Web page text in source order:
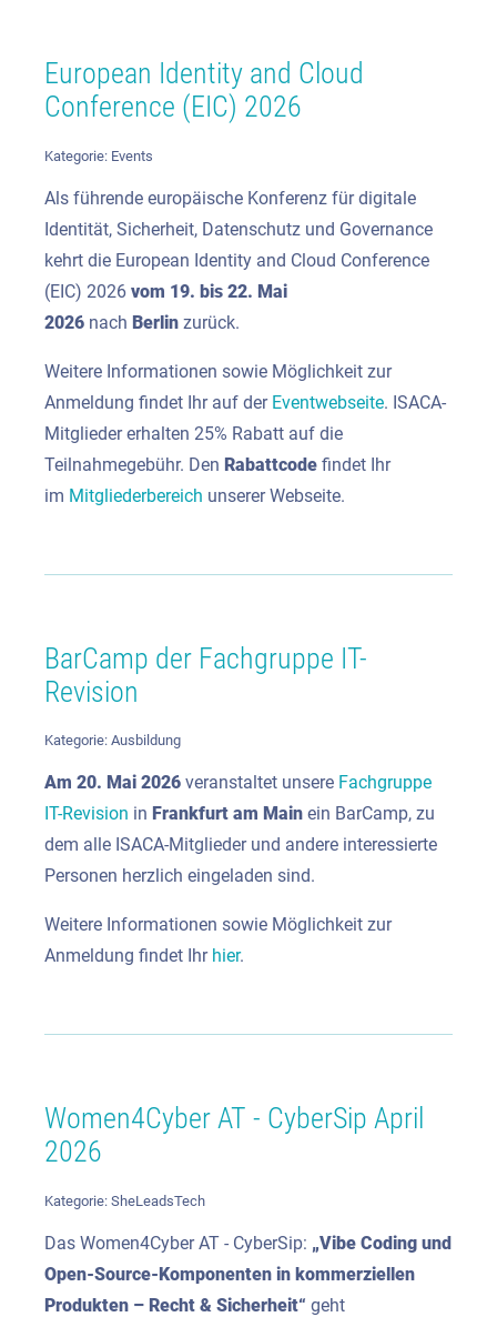
European Identity and Cloud
Conference (EIC) 2026
Kategorie: Events
Als führende europäische Konferenz für digitale
Identität, Sicherheit, Datenschutz und Governance
kehrt die European Identity and Cloud Conference
(EIC) 2026 vom 19. bis 22. Mai
2026 nach Berlin zurück.
Weitere Informationen sowie Möglichkeit zur
Anmeldung findet Ihr auf der Eventwebseite. ISACA-
Mitglieder erhalten 25% Rabatt auf die
Teilnahmegebühr. Den Rabattcode findet Ihr
im Mitgliederbereich unserer Webseite.
BarCamp der Fachgruppe IT-
Revision
Kategorie: Ausbildung
Am 20. Mai 2026 veranstaltet unsere Fachgruppe
IT-Revision in Frankfurt am Main ein BarCamp, zu
dem alle ISACA-Mitglieder und andere interessierte
Personen herzlich eingeladen sind.
Weitere Informationen sowie Möglichkeit zur
Anmeldung findet Ihr hier.
Women4Cyber AT - CyberSip April
2026
Kategorie: SheLeadsTech
Das Women4Cyber AT - CyberSip: „Vibe Coding und
Open-Source-Komponenten in kommerziellen
Produkten – Recht & Sicherheit“ geht